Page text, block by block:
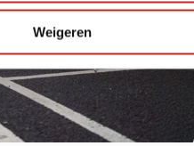
Weigeren